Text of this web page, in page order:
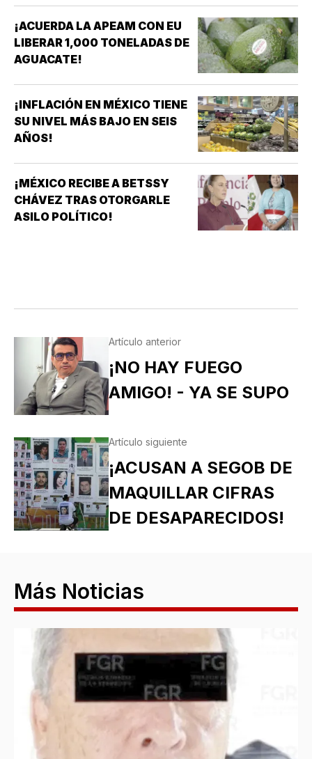
¡ACUERDA LA APEAM CON EU
LIBERAR 1,000 TONELADAS DE
AGUACATE!
¡INFLACIÓN EN MÉXICO TIENE
SU NIVEL MÁS BAJO EN SEIS
AÑOS!
¡MÉXICO RECIBE A BETSSY
CHÁVEZ TRAS OTORGARLE
ASILO POLÍTICO!
Artículo anterior
¡NO HAY FUEGO
AMIGO! - YA SE SUPO
Artículo siguiente
¡ACUSAN A SEGOB DE
MAQUILLAR CIFRAS
DE DESAPARECIDOS!
Más Noticias